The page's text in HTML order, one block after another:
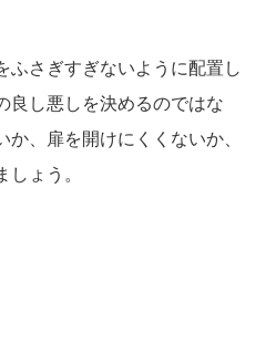
ふさぎすぎないように配置し
良し悪しを決めるのではな
か、扉を開けにくくないか、
ょう。